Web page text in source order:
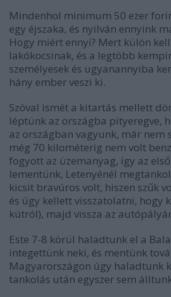
Mindenhol minimum 50 ezer
egy éjszaka, és nyilván ennyink
Hogy miért ennyi? Mert külön
lakókocsinak, és a legtöbb
személyesek és ugyanannyiba
hány ember veszi ki.
Szóval ismét a kitartás mellett
léptünk az országba pityeregve,
az országban vagyunk, már nem
még 70 kilométerig nem volt
fogyott az üzemanyag, így az
lementünk, Letenyénél
kicsit bravúros volt, hiszen szűk
és úgy kellett visszatolatni, hogy
kútról), majd vissza az
Este 7-8 körül haladtunk el a
integettünk neki, és mentünk
Magyarországon úgy haladtunk
tankolás után egyszer sem